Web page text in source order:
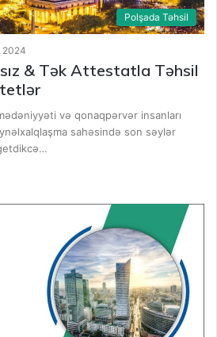
Polşada Təhsil
2024
& Tək Attestatla Təhsil
və qonaqpərvər insanları
sahəsində son səylər